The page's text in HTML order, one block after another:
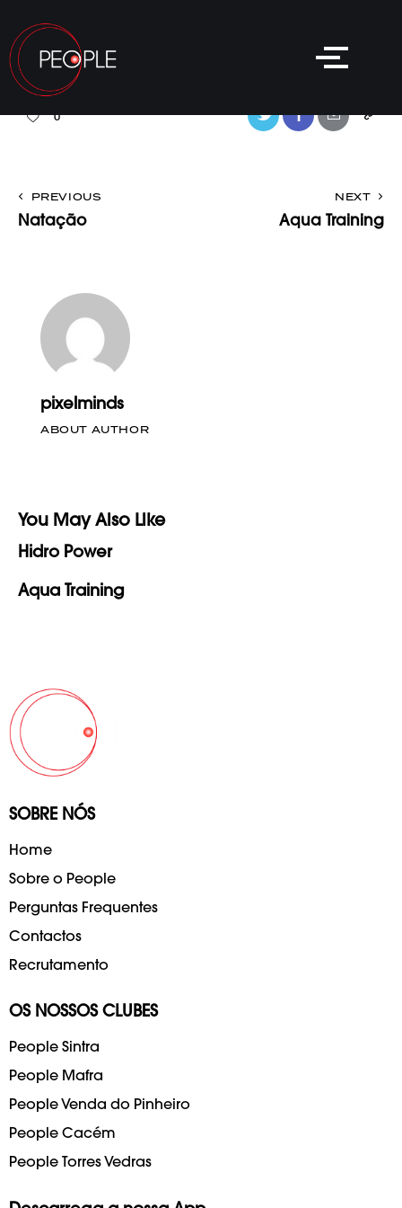
0
PREVIOUS
Natação
NEXT
Aqua Training
pixelminds
ABOUT AUTHOR
You May Also Like
Hidro Power
Aqua Training
SOBRE NÓS
Home
Sobre o People
Perguntas Frequentes
Contactos
Recrutamento
OS NOSSOS CLUBES
People Sintra
People Mafra
People Venda do Pinheiro
People Cacém
People Torres Vedras